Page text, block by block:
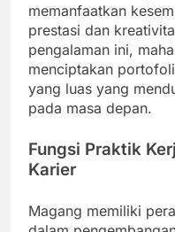
memanfaatkan
prestasi dan
pengalaman ini,
menciptakan
yang luas yang
pada masa depan.
Fungsi Praktik
Karier
Magang memiliki